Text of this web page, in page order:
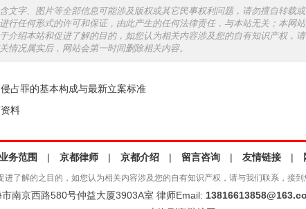
文字、图片等全部信息可能涉及版权或其它民事权利问题，请勿擅自转载
行任何形式的许可和保证，由此产生的任何法律责任，与本站无关；本网
介绍本站和促进了解的目的，如您认为相关内容涉及您的自有知识产权，
情况属实后，网站会第一时间删除相关内容。
占罪的基本构成与最新立案标准
料
务范围 | 京都律师 | 京都介绍 | 留言咨询 | 友情链接 |
了解的之目的，如您认为相关内容涉及您的自有知识产权，请与我们联系，接
南京西路580号仲益大厦3903A室 律师Email: